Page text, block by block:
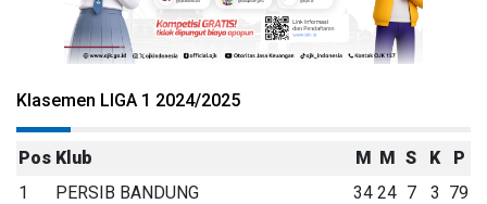
Klasemen LIGA 1 2024/2025
Pos Klub M M S K
P
1
PERSIB BANDUNG 34 24 7 3 79